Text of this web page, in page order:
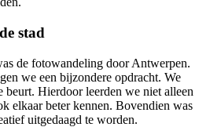
stad
de fotowandeling door Antwerpen.
we een bijzondere opdracht. We
beurt. Hierdoor leerden we niet alleen
elkaar beter kennen. Bovendien was
uitgedaagd te worden.